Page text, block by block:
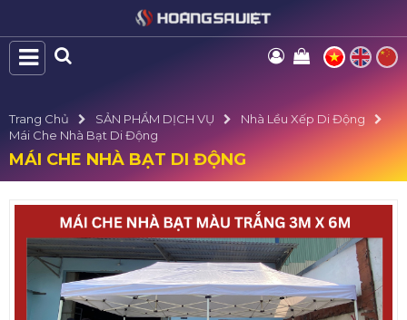
Trang Chủ SẢN PHẨM DỊCH VỤ
Nhà Lều Xếp Di Động
Mái Che Nhà Bạt Di Động
MÁI CHE NHÀ BẠT DI ĐỘNG